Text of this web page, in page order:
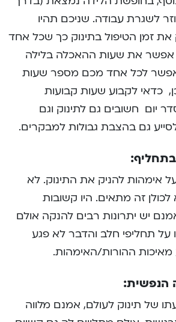
לשגרת עבודה. שניכם תהיו
את זמן הטיפול בתינוק כך שכל אחד
אפשר את שעות ההאכלה בלילה
לכל אחד מכם מספר שעות
כדאי לקבוע שעות קבועות
יום חשובים גם לתינוק וגם
לסייע גם בהצבת גבולות למבקרים.
אימהות להניק את התינוק. לא
לכולן זה מתאים. היו קשובות
יש יתרונות רבים להנקה אולם
על תחליפי חלב והדבר לא פגע
ההורות/האימהות.
הנפשית:
של תינוק לעולם, אמנם מלווה